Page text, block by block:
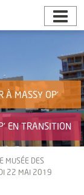
À MASSY OP’
EN TRANSITION
MUSÉE DES
22 MAI 2019